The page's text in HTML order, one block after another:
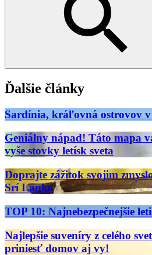
Ďalšie články
Sardínia, kráľovná ostrovov v
Geniálny nápad! Táto mapa
vyše stovky letísk sveta
Doprajte zážitok svojim
Srí Lanke
TOP 10: Najnebezpečnejšie
Najlepšie suveníry z celého
priniesť domov aj vy!